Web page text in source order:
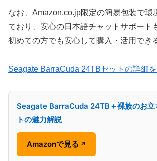
なお、Amazon.co.jp限定の簡易包装で環
ており、安心の日本語チャットサポート
初めての方でも安心して購入・活用でき
Seagate BarraCuda 24TBセットの詳細
Seagate BarraCuda 24TB＋裸族のお立
トの魅力解説
Amazonで見る ↗